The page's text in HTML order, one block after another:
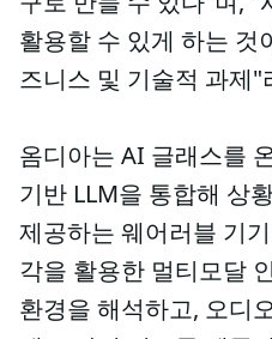
활용할 수 있게 하는 것
즈니스 및 기술적 과제"
옴디아는 AI 글래스를
기반 LLM을 통합해 상
제공하는 웨어러블 기
각을 활용한 멀티모달
환경을 해석하고, 오디